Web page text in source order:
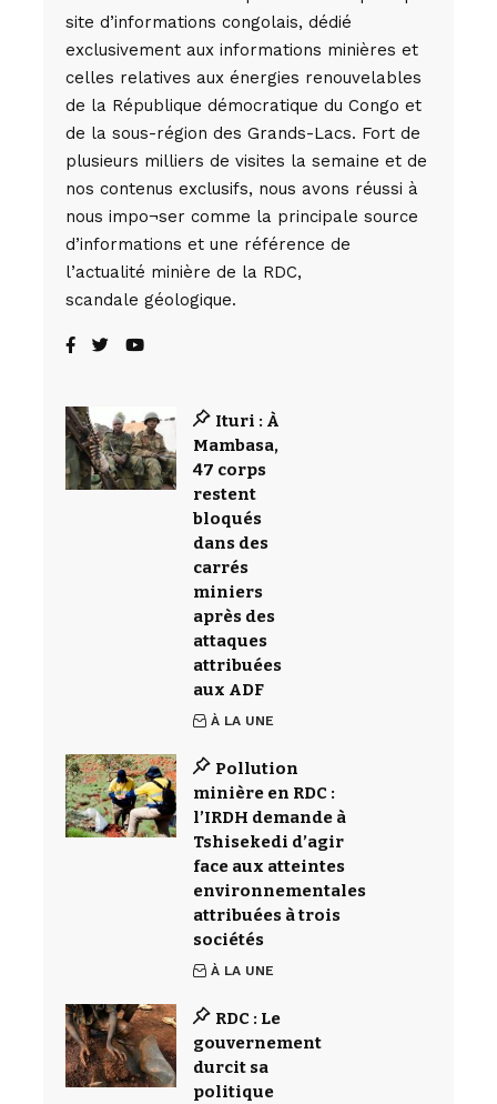
site d’informations congolais, dédié
exclusivement aux informations minières et
celles relatives aux énergies renouvelables
de la République démocratique du Congo et
de la sous-région des Grands-Lacs. Fort de
plusieurs milliers de visites la semaine et de
nos contenus exclusifs, nous avons réussi à
nous impo¬ser comme la principale source
d’informations et une référence de
l’actualité minière de la RDC,
scandale géologique.
Ituri : À
Mambasa,
47 corps
restent
bloqués
dans des
carrés
miniers
après des
attaques
attribuées
aux ADF
À LA UNE
Pollution
minière en RDC :
l’IRDH demande à
Tshisekedi d’agir
face aux atteintes
environnementales
attribuées à trois
sociétés
À LA UNE
RDC : Le
gouvernement
durcit sa
politique